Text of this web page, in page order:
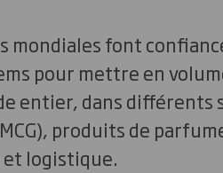
mondiales font
pour mettre en
entier, dans différents
produits de
logistique.